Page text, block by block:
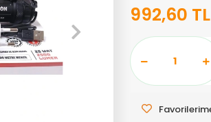
992,60 TL